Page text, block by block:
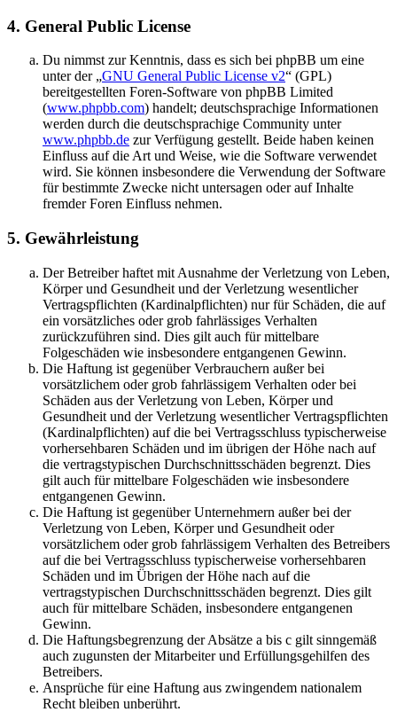
4. General Public License
Du nimmst zur Kenntnis, dass es sich bei phpBB um eine
unter der „GNU General Public License v2“ (GPL)
bereitgestellten Foren-Software von phpBB Limited
(www.phpbb.com) handelt; deutschsprachige Informationen
werden durch die deutschsprachige Community unter
www.phpbb.de zur Verfügung gestellt. Beide haben keinen
Einfluss auf die Art und Weise, wie die Software verwendet
wird. Sie können insbesondere die Verwendung der Software
für bestimmte Zwecke nicht untersagen oder auf Inhalte
fremder Foren Einfluss nehmen.
5. Gewährleistung
Der Betreiber haftet mit Ausnahme der Verletzung von Leben,
Körper und Gesundheit und der Verletzung wesentlicher
Vertragspflichten (Kardinalpflichten) nur für Schäden, die auf
ein vorsätzliches oder grob fahrlässiges Verhalten
zurückzuführen sind. Dies gilt auch für mittelbare
Folgeschäden wie insbesondere entgangenen Gewinn.
Die Haftung ist gegenüber Verbrauchern außer bei
vorsätzlichem oder grob fahrlässigem Verhalten oder bei
Schäden aus der Verletzung von Leben, Körper und
Gesundheit und der Verletzung wesentlicher Vertragspflichten
(Kardinalpflichten) auf die bei Vertragsschluss typischerweise
vorhersehbaren Schäden und im übrigen der Höhe nach auf
die vertragstypischen Durchschnittsschäden begrenzt. Dies
gilt auch für mittelbare Folgeschäden wie insbesondere
entgangenen Gewinn.
Die Haftung ist gegenüber Unternehmern außer bei der
Verletzung von Leben, Körper und Gesundheit oder
vorsätzlichem oder grob fahrlässigem Verhalten des Betreibers
auf die bei Vertragsschluss typischerweise vorhersehbaren
Schäden und im Übrigen der Höhe nach auf die
vertragstypischen Durchschnittsschäden begrenzt. Dies gilt
auch für mittelbare Schäden, insbesondere entgangenen
Gewinn.
Die Haftungsbegrenzung der Absätze a bis c gilt sinngemäß
auch zugunsten der Mitarbeiter und Erfüllungsgehilfen des
Betreibers.
Ansprüche für eine Haftung aus zwingendem nationalem
Recht bleiben unberührt.